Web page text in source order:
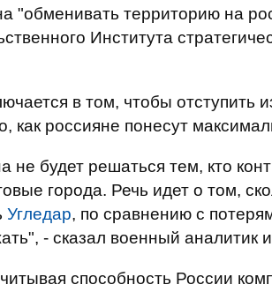
"обменивать территорию на
Института
в том, чтобы отступить
как россияне понесут
не будет решаться тем, кто
города. Речь идет о том,
Угледар, по сравнению с
- сказал военный
способность России